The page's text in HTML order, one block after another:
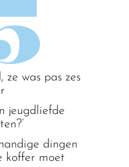
ze was pas zes
jeugdliefde
dingen
koffer moet